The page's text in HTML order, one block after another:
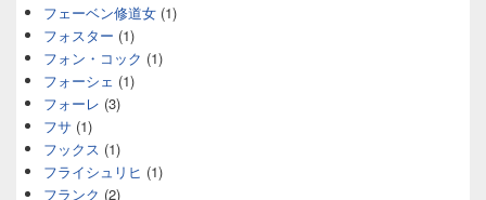
フェーベン修道女 (1)
フォスター (1)
フォン・コック (1)
フォーシェ (1)
フォーレ (3)
フサ (1)
フックス (1)
フライシュリヒ (1)
フランク (2)